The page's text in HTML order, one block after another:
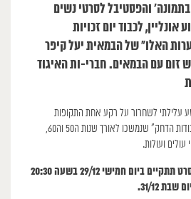
בתמונה׳ והפסטיבל לסרטי נשים
אונליין, לכבוד יום זכויות
האלו” של הבמאית יעל קיפר
זום עם הבמאים. חברי-ות האיגוד
עלילתי לשחרור על רקע אחת התקופות
הדרמטיות בתולדות ישראל: ״עבודות הדחק״ שנמשכו לאורך שנות ה50 וה60,
ועולות.
ביום חמישי 29/12 בשעה 20:30
31/12.